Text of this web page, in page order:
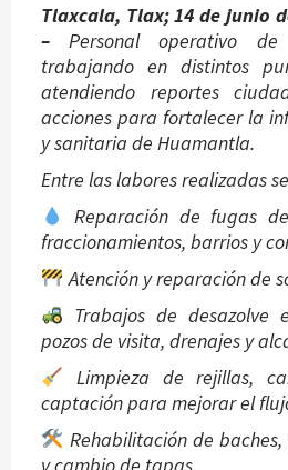
Tlaxcala, Tlax; 14 de junio
– Personal operativo de
trabajando en distintos
atendiendo reportes
acciones para fortalecer la
y sanitaria de Huamantla.
Entre las labores realizadas
Reparación de fugas
fraccionamientos, barrios y
Atención y reparación de
Trabajos de desazolve
pozos de visita, drenajes y
Limpieza de rejillas,
captación para mejorar el
Rehabilitación de